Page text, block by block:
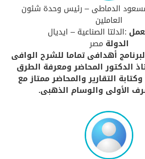
الدماطى – رئيس وحدة شئون
العاملين
:الدلتا الصناعية – ايديال
الدولة مصر
أهدافى تماما للشرح الوافى
الدكتور المحاضر ومعرفة الطرق
التقارير والمحاضر ممتاز مع
الأولى والوسام الذهبى.